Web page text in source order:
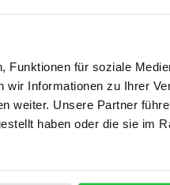
Funktionen für soziale
Informationen zu Ihrer
weiter. Unsere Partner
haben oder die sie im